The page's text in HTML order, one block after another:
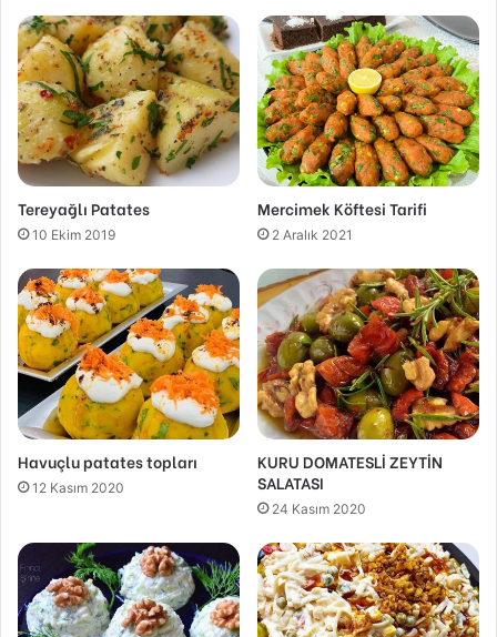
Tereyağlı Patates
10 Ekim 2019
Mercimek Köftesi Tarifi
2 Aralık 2021
Havuçlu patates topları
12 Kasım 2020
KURU DOMATESLİ ZEYTİN
SALATASI
24 Kasım 2020